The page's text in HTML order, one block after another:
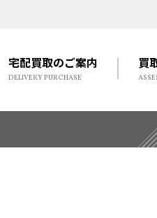
宅配買取のご案内
DELIVERY PURCHASE
買